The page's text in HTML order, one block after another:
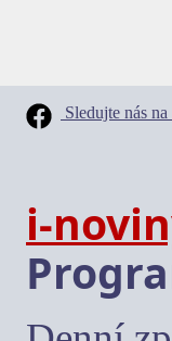
Sledujte nás
i-